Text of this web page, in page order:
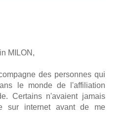
MILON,
des personnes qui
le monde de l'affiliation
Certains n'avaient jamais
sur internet avant de me